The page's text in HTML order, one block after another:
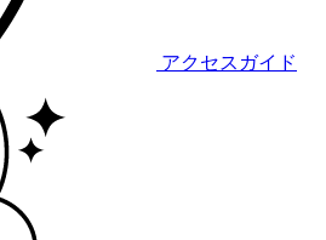
アクセスガイド